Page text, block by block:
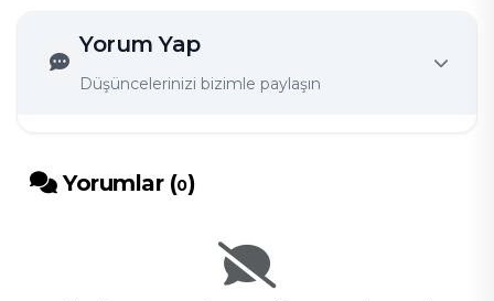
Yorum Yap
Düşüncelerinizi bizimle paylaşın
Yorumlar (0)